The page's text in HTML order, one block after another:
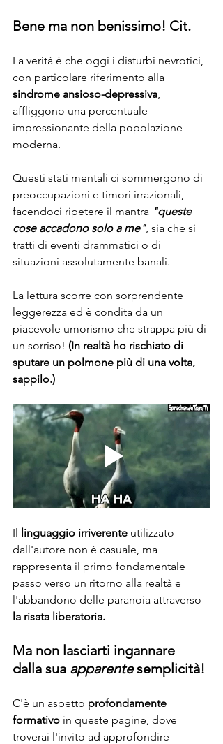
Bene ma non benissimo! Cit.
La verità è che oggi i disturbi nevrotici,
con particolare riferimento alla
sindrome ansioso-depressiva,
affliggono una percentuale
impressionante della popolazione
moderna.
Questi stati mentali ci sommergono di
preoccupazioni e timori irrazionali,
facendoci ripetere il mantra "queste
cose accadono solo a me", sia che si
tratti di eventi drammatici o di
situazioni assolutamente banali.
La lettura scorre con sorprendente
leggerezza ed è condita da un
piacevole umorismo che strappa più di
un sorriso! (In realtà ho rischiato di
sputare un polmone più di una volta,
sappilo.)
Il linguaggio irriverente utilizzato
dall'autore non è casuale, ma
rappresenta il primo fondamentale
passo verso un ritorno alla realtà e
l'abbandono delle paranoia attraverso
la risata liberatoria.
Ma non lasciarti ingannare
dalla sua apparente semplicità!
C'è un aspetto profondamente
formativo in queste pagine, dove
troverai l'invito ad approfondire